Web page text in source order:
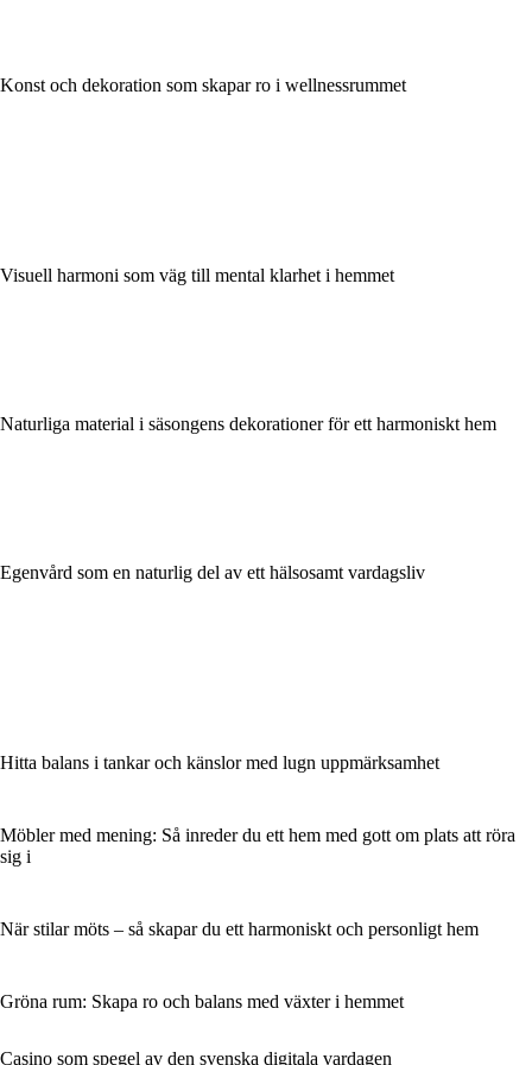
Konst och dekoration som skapar ro i wellnessrummet
Visuell harmoni som väg till mental klarhet i hemmet
Naturliga material i säsongens dekorationer för ett harmoniskt hem
Egenvård som en naturlig del av ett hälsosamt vardagsliv
Hitta balans i tankar och känslor med lugn uppmärksamhet
Möbler med mening: Så inreder du ett hem med gott om plats att röra
sig i
När stilar möts – så skapar du ett harmoniskt och personligt hem
Gröna rum: Skapa ro och balans med växter i hemmet
Casino som spegel av den svenska digitala vardagen